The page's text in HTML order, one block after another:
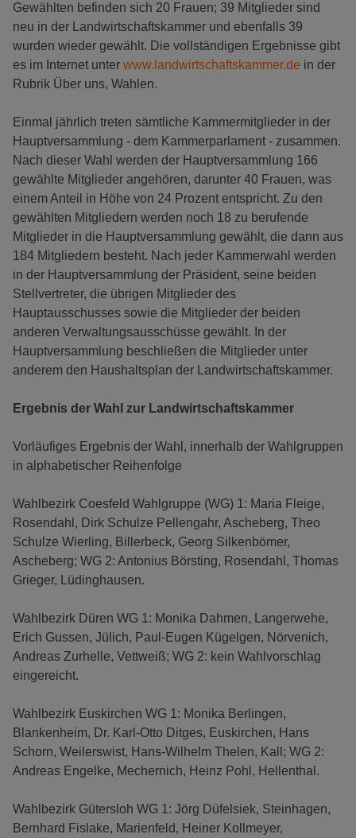
Gewählten befinden sich 20 Frauen; 39 Mitglieder sind
neu in der Landwirtschaftskammer und ebenfalls 39
wurden wieder gewählt. Die vollständigen Ergebnisse gibt
es im Internet unter www.landwirtschaftskammer.de in der
Rubrik Über uns, Wahlen.
Einmal jährlich treten sämtliche Kammermitglieder in der
Hauptversammlung - dem Kammerparlament - zusammen.
Nach dieser Wahl werden der Hauptversammlung 166
gewählte Mitglieder angehören, darunter 40 Frauen, was
einem Anteil in Höhe von 24 Prozent entspricht. Zu den
gewählten Mitgliedern werden noch 18 zu berufende
Mitglieder in die Hauptversammlung gewählt, die dann aus
184 Mitgliedern besteht. Nach jeder Kammerwahl werden
in der Hauptversammlung der Präsident, seine beiden
Stellvertreter, die übrigen Mitglieder des
Hauptausschusses sowie die Mitglieder der beiden
anderen Verwaltungsausschüsse gewählt. In der
Hauptversammlung beschließen die Mitglieder unter
anderem den Haushaltsplan der Landwirtschaftskammer.
Ergebnis der Wahl zur Landwirtschaftskammer
Vorläufiges Ergebnis der Wahl, innerhalb der Wahlgruppen
in alphabetischer Reihenfolge
Wahlbezirk Coesfeld Wahlgruppe (WG) 1: Maria Fleige,
Rosendahl, Dirk Schulze Pellengahr, Ascheberg, Theo
Schulze Wierling, Billerbeck, Georg Silkenbömer,
Ascheberg; WG 2: Antonius Börsting, Rosendahl, Thomas
Grieger, Lüdinghausen.
Wahlbezirk Düren WG 1: Monika Dahmen, Langerwehe,
Erich Gussen, Jülich, Paul-Eugen Kügelgen, Nörvenich,
Andreas Zurhelle, Vettweiß; WG 2: kein Wahlvorschlag
eingereicht.
Wahlbezirk Euskirchen WG 1: Monika Berlingen,
Blankenheim, Dr. Karl-Otto Ditges, Euskirchen, Hans
Schorn, Weilerswist, Hans-Wilhelm Thelen, Kall; WG 2:
Andreas Engelke, Mechernich, Heinz Pohl, Hellenthal.
Wahlbezirk Gütersloh WG 1: Jörg Düfelsiek, Steinhagen,
Bernhard Fislake, Marienfeld, Heiner Kollmeyer,